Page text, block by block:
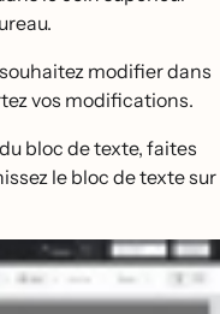
modifier dans
vos modifications.
bloc de texte, faites
le bloc de texte sur